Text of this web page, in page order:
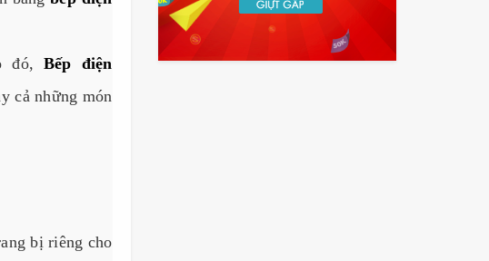
đó, Bếp điện
cả những món
bị riêng cho